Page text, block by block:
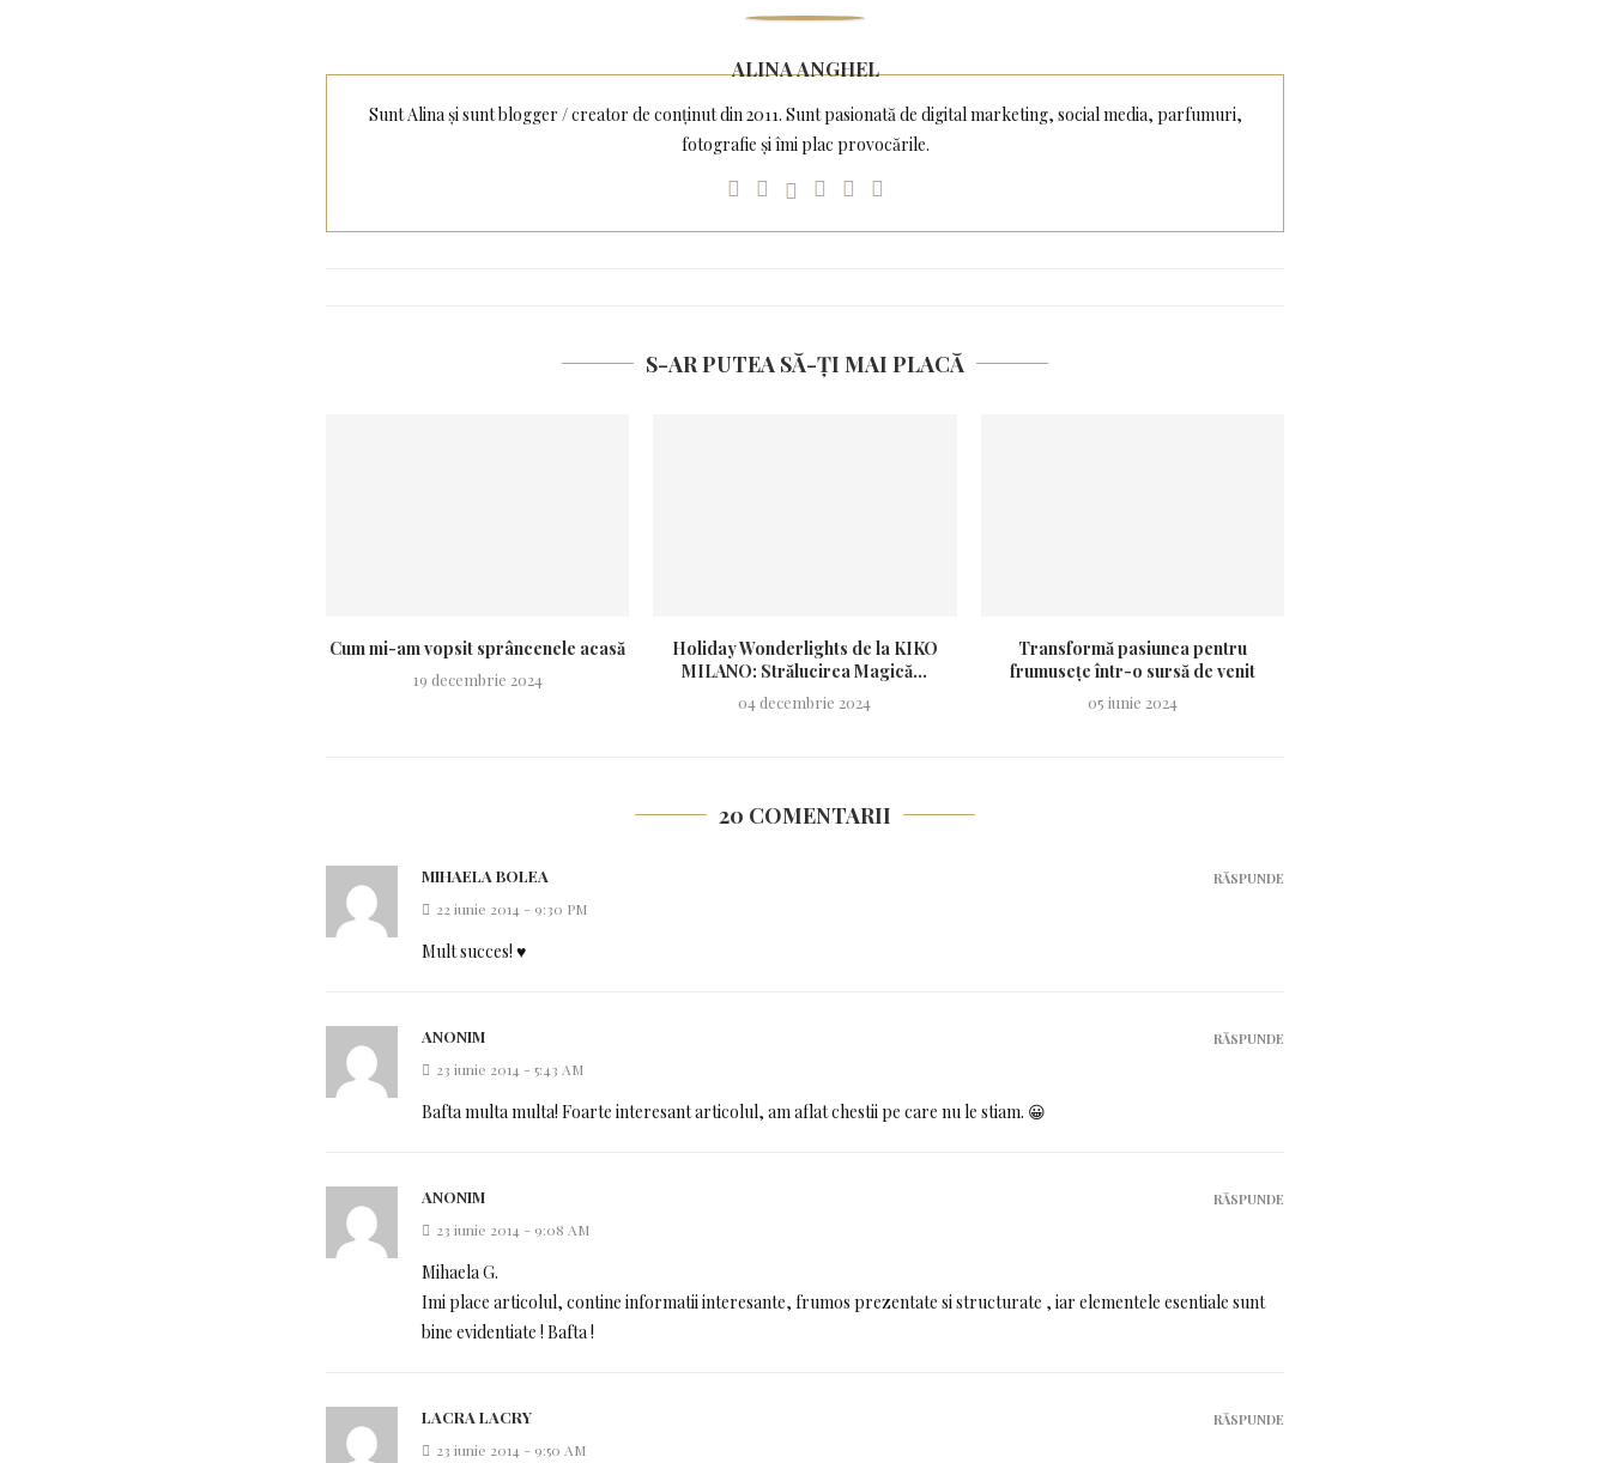
ALINA ANGHEL
Sunt Alina și sunt blogger / creator de conținut din 2011. Sunt pasionată de digital marketing, social media, parfumuri,
fotografie și îmi plac provocările.
S-AR PUTEA SĂ-ȚI MAI PLACĂ
Cum mi-am vopsit sprâncenele acasă
19 decembrie 2024
Holiday Wonderlights de la KIKO
MILANO: Strălucirea Magică...
04 decembrie 2024
Transformă pasiunea pentru
frumusețe într-o sursă de venit
05 iunie 2024
20 COMENTARII
MIHAELA BOLEA
22 iunie 2014 - 9:30 PM
Mult succes! ♥
RĂSPUNDE
ANONIM
23 iunie 2014 - 5:43 AM
Bafta multa multa! Foarte interesant articolul, am aflat chestii pe care nu le stiam. 😀
RĂSPUNDE
ANONIM
23 iunie 2014 - 9:08 AM
Mihaela G.
Imi place articolul, contine informatii interesante, frumos prezentate si structurate , iar elementele esentiale sunt
bine evidentiate ! Bafta !
RĂSPUNDE
LACRA LACRY
23 iunie 2014 - 9:50 AM
RĂSPUNDE